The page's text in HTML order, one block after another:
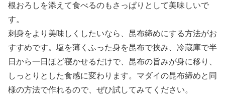
根おろしを添えて食べるのもさっぱりとして美味しいで
す。
刺身をより美味しくしたいなら、昆布締めにする方法がお
すすめです。塩を薄くふった身を昆布で挟み、冷蔵庫で半
日から一日ほど寝かせるだけで、昆布の旨みが身に移り、
しっとりとした食感に変わります。マダイの昆布締めと同
様の方法で作れるので、ぜひ試してみてください。